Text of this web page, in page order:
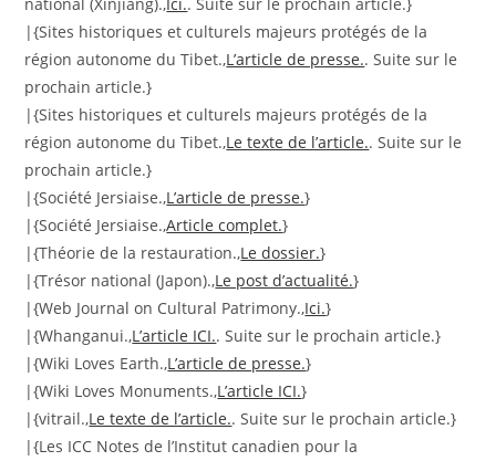
|{Sites historiques et culturels majeurs protégés de la
région autonome du Tibet.,L’article de presse.. Suite sur le
prochain article.}
|{Sites historiques et culturels majeurs protégés de la
région autonome du Tibet.,Le texte de l’article.. Suite sur le
prochain article.}
|{Société Jersiaise.,L’article de presse.}
|{Société Jersiaise.,Article complet.}
|{Théorie de la restauration.,Le dossier.}
|{Trésor national (Japon).,Le post d’actualité.}
|{Web Journal on Cultural Patrimony.,Ici.}
|{Whanganui.,L’article ICI.. Suite sur le prochain article.}
|{Wiki Loves Earth.,L’article de presse.}
|{Wiki Loves Monuments.,L’article ICI.}
|{vitrail.,Le texte de l’article.. Suite sur le prochain article.}
|{Les ICC Notes de l’Institut canadien pour la